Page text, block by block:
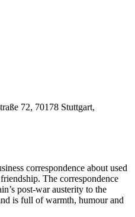
72, 70178 Stuttgart,
correspondence about used
The correspondence
post-war austerity to the
is full of warmth, humour and